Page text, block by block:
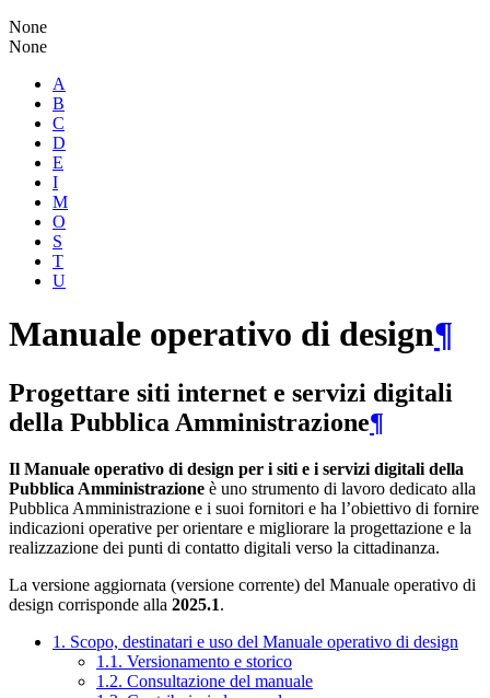
None
None
A
B
C
D
E
I
M
O
S
T
U
Manuale operativo di design¶
Progettare siti internet e servizi digitali
della Pubblica Amministrazione¶
Il Manuale operativo di design per i siti e i servizi digitali della
Pubblica Amministrazione è uno strumento di lavoro dedicato alla
Pubblica Amministrazione e i suoi fornitori e ha l’obiettivo di fornire
indicazioni operative per orientare e migliorare la progettazione e la
realizzazione dei punti di contatto digitali verso la cittadinanza.
La versione aggiornata (versione corrente) del Manuale operativo di
design corrisponde alla 2025.1.
1. Scopo, destinatari e uso del Manuale operativo di design
1.1. Versionamento e storico
1.2. Consultazione del manuale